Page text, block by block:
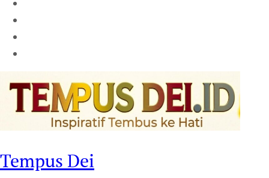
Tempus Dei